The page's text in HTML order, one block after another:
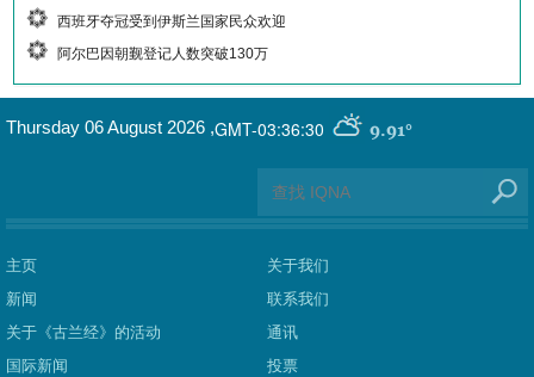
西班牙夺冠受到伊斯兰国家民众欢迎
阿尔巴因朝觐登记人数突破130万
GMT-03:36:30 9.91°
Thursday 06 August 2026 ,
主页
新闻
关于《古兰经》的活动
国际新闻
关于我们
联系我们
通讯
投票